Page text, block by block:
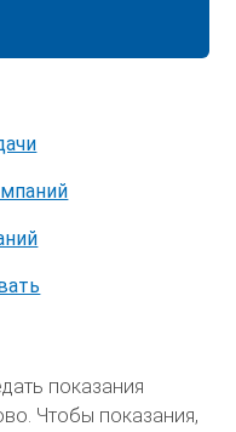
показания
Чтобы показания,